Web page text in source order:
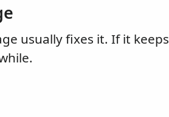
usually fixes it. If it keeps